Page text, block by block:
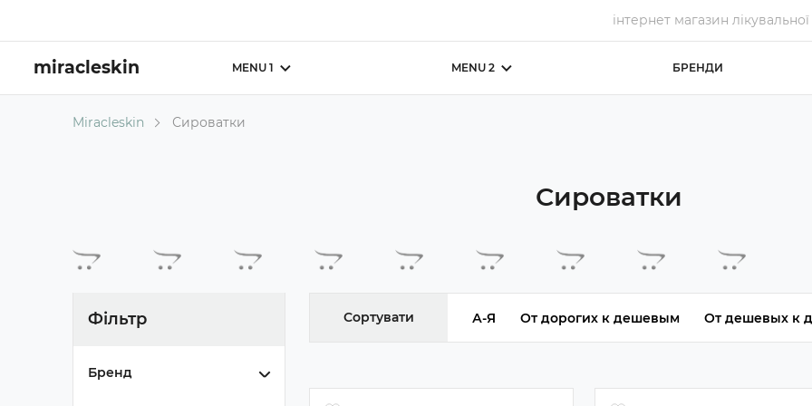
miracleskin MENU 1 MENU 2 БРЕНДИ
інтернет магазин лікувальної та
Miracleskin Сироватки
Сироватки
Фільтр
Бренд
Сортувати А-Я От дорогих к дешевым От дешевых к